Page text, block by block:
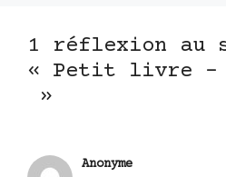
1 réflexion au
« Petit livre –
»
Anonyme